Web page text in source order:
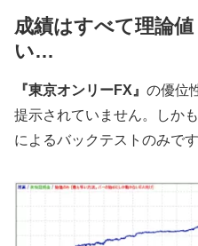
成績はすべて理論
い…
『東京オンリーFX』 の優位
提示されていません。しか
によるバックテストのみです